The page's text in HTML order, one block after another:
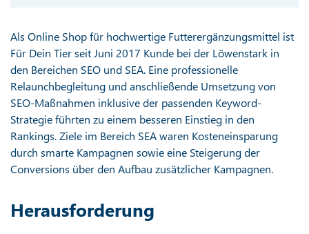
Als Online Shop für hochwertige Futterergänzungsmittel ist
Für Dein Tier seit Juni 2017 Kunde bei der Löwenstark in
den Bereichen SEO und SEA. Eine professionelle
Relaunchbegleitung und anschließende Umsetzung von
SEO-Maßnahmen inklusive der passenden Keyword-
Strategie führten zu einem besseren Einstieg in den
Rankings. Ziele im Bereich SEA waren Kosteneinsparung
durch smarte Kampagnen sowie eine Steigerung der
Conversions über den Aufbau zusätzlicher Kampagnen.
Herausforderung